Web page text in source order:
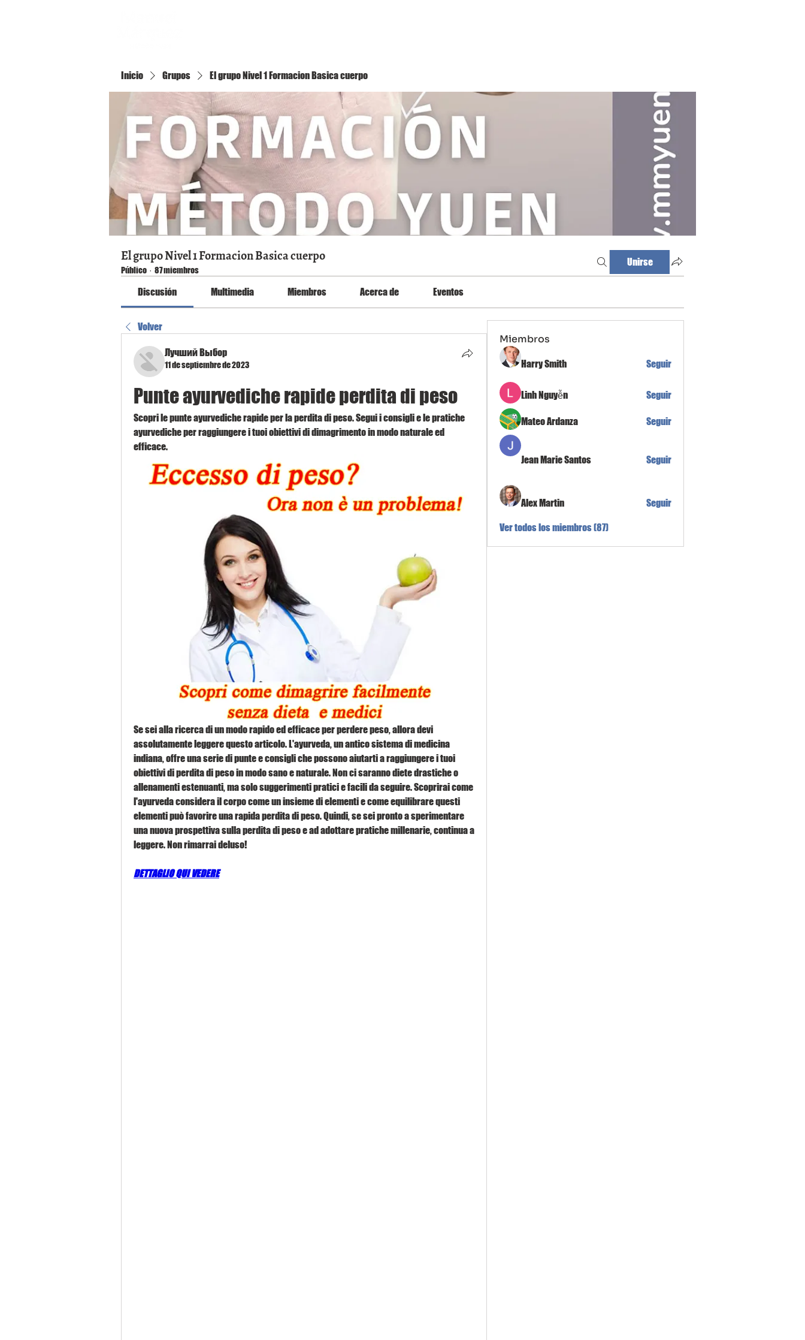
Inicio Grupos El grupo Nivel 1 Formacion Basica cuerpo
El grupo Nivel 1 Formacion Basica cuerpo
Público · 87 miembros
Unirse
Discusión Multimedia Miembros Acerca de Eventos
Volver
Лучший Выбор
11 de septiembre de 2023
Punte ayurvediche rapide perdita di peso
Scopri le punte ayurvediche rapide per la perdita di peso. Segui i consigli e le pratiche
ayurvediche per raggiungere i tuoi obiettivi di dimagrimento in modo naturale ed
efficace.
Se sei alla ricerca di un modo rapido ed efficace per perdere peso, allora devi
assolutamente leggere questo articolo. L'ayurveda, un antico sistema di medicina
indiana, offre una serie di punte e consigli che possono aiutarti a raggiungere i tuoi
obiettivi di perdita di peso in modo sano e naturale. Non ci saranno diete drastiche o
allenamenti estenuanti, ma solo suggerimenti pratici e facili da seguire. Scoprirai come
l'ayurveda considera il corpo come un insieme di elementi e come equilibrare questi
elementi può favorire una rapida perdita di peso. Quindi, se sei pronto a sperimentare
una nuova prospettiva sulla perdita di peso e ad adottare pratiche millenarie, continua a
leggere. Non rimarrai deluso!
DETTAGLIO QUI VEDERE
Miembros
Harry Smith Seguir
Linh Nguyễn Seguir
Mateo Ardanza Seguir
Jean Marie Santos Seguir
Alex Martin Seguir
Ver todos los miembros (87)